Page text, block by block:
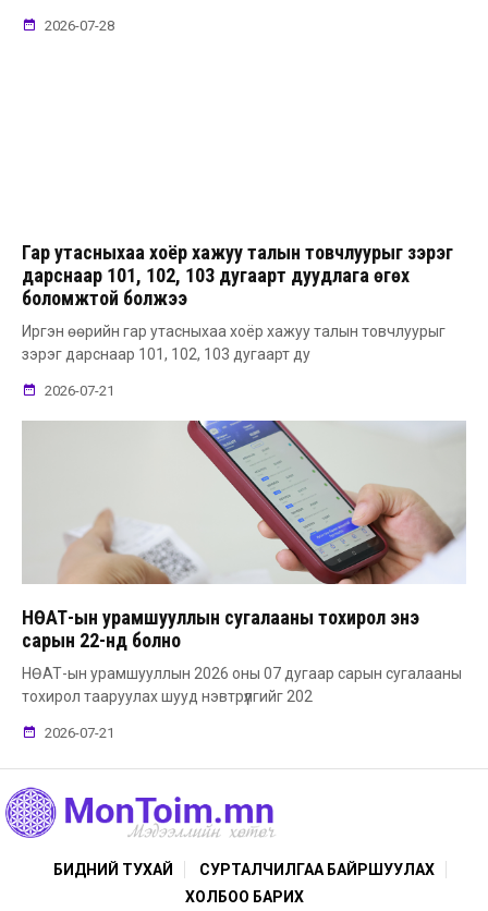
2026-07-28
Гар утасныхаа хоёр хажуу талын товчлуурыг зэрэг
дарснаар 101, 102, 103 дугаарт дуудлага өгөх
боломжтой болжээ
Иргэн өөрийн гар утасныхаа хоёр хажуу талын товчлуурыг
зэрэг дарснаар 101, 102, 103 дугаарт ду
2026-07-21
НӨАТ-ын урамшууллын сугалааны тохирол энэ
сарын 22-нд болно
НӨАТ-ын урамшууллын 2026 оны 07 дугаар сарын сугалааны
тохирол тааруулах шууд нэвтрүүлгийг 202
2026-07-21
БИДНИЙ ТУХАЙ
СУРТАЛЧИЛГАА БАЙРШУУЛАХ
ХОЛБОО БАРИХ